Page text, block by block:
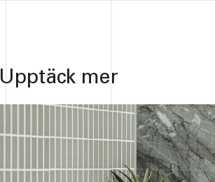
Upptäck mer